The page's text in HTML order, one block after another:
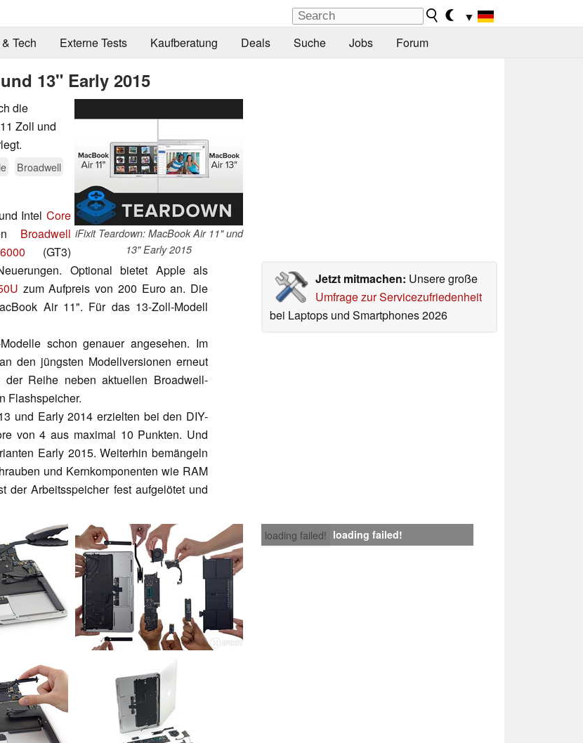
▼
Tech Externe Tests Kaufberatung Deals Suche Jobs Forum
13" Early 2015
iFixit Teardown: MacBook Air 11" und
13" Early 2015
die
Zoll und
Broadwell
Jetzt mitmachen: Unsere große
Umfrage zur Servicezufriedenheit
bei Laptops und Smartphones 2026
und IntelCore
Broadwell
(GT3)
Optional bietet Apple als
zum Aufpreis von 200 Euro an. Die
Air 11". Für das 13-Zoll-Modell
schon genauer angesehen. Im
den jüngsten Modellversionen erneut
der Reihe neben aktuellen Broadwell-
Flashspeicher.
und Early 2014 erzielten bei den DIY-
von 4 aus maximal 10 Punkten. Und
Early 2015. Weiterhin bemängeln
und Kernkomponenten wie RAM
der Arbeitsspeicher fest aufgelötet und
loading failed! loading failed!